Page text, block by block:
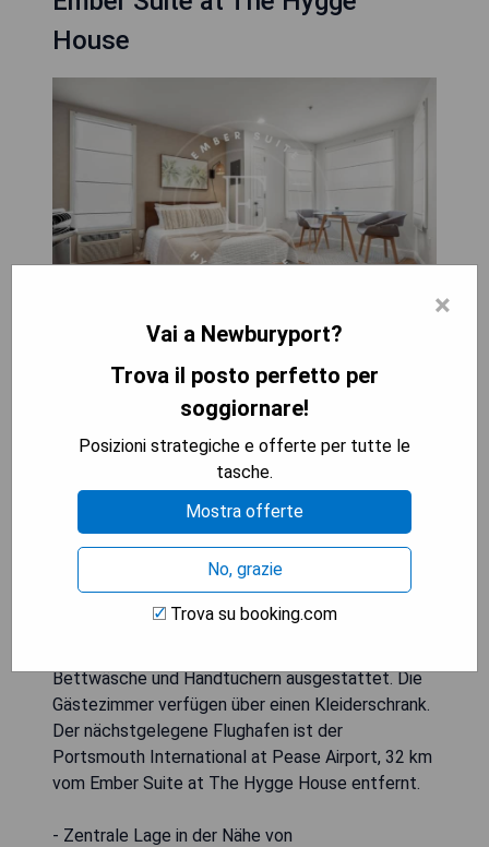
House
Das Ember Suite im Hygge House liegt 41 km
vom Peabody Essex Museum und 41 km von The
House of the Seven Gables entfernt und bietet
klimatisierte Zimmer mit einem eigenen Bad in
Newburyport. Die Unterkunft befindet sich etwa
16 km vom Casino Ballroom, 40 km vom Witch
House Corwin House und 41 km vom Salem Witch
Museum entfernt. Kostenloses WLAN ist
verfügbar, und private Parkplätze können gegen
eine zusätzliche Gebühr arrangiert werden. Jedes
Zimmer ist mit einem Schreibtisch, einem
Bettwäsche und Handtüchern ausgestattet. Die
Gästezimmer verfügen über einen Kleiderschrank.
Der nächstgelegene Flughafen ist der
Portsmouth International at Pease Airport, 32 km
vom Ember Suite at The Hygge House entfernt.
- Zentrale Lage in der Nähe von
×
Vai a Newburyport?
Trova il posto perfetto per
soggiornare!
Posizioni strategiche e offerte per tutte le
tasche.
Mostra offerte
No, grazie
Trova su booking.com